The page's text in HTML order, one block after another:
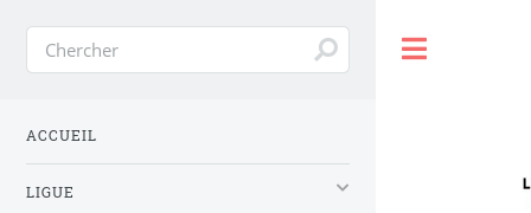
ACCUEIL
LIGUE